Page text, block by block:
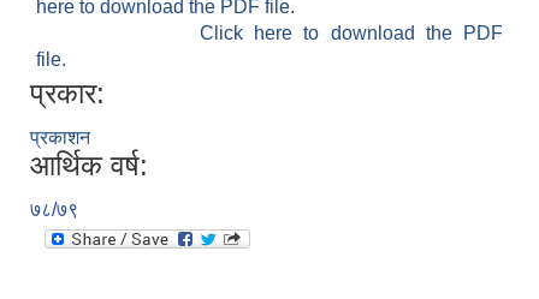
here to download the PDF file.
Click here to download the PDF
file.
प्रकार:
प्रकाशन
आर्थिक वर्ष:
७८/७९